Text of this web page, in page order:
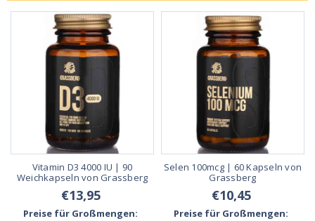
Vitamin D3 4000 IU | 90
Weichkapseln von Grassberg
€13,95
Preise für Großmengen:
Selen 100mcg | 60 Kapseln von
Grassberg
€10,45
Preise für Großmengen: